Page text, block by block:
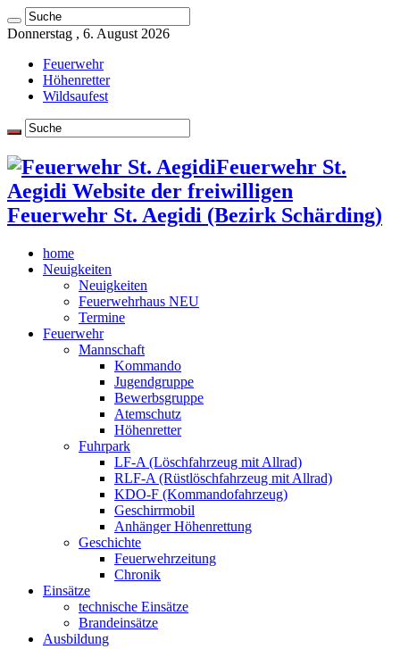
Donnerstag , 6. August 2026
Feuerwehr
Höhenretter
Wildsaufest
Feuerwehr St.
Aegidi Website der freiwilligen
Feuerwehr St. Aegidi (Bezirk Schärding)
home
Neuigkeiten
Neuigkeiten
Feuerwehrhaus NEU
Termine
Feuerwehr
Mannschaft
Kommando
Jugendgruppe
Bewerbsgruppe
Atemschutz
Höhenretter
Fuhrpark
LF-A (Löschfahrzeug mit Allrad)
RLF-A (Rüstlöschfahrzeug mit Allrad)
KDO-F (Kommandofahrzeug)
Geschirrmobil
Anhänger Höhenrettung
Geschichte
Feuerwehrzeitung
Chronik
Einsätze
technische Einsätze
Brandeinsätze
Ausbildung